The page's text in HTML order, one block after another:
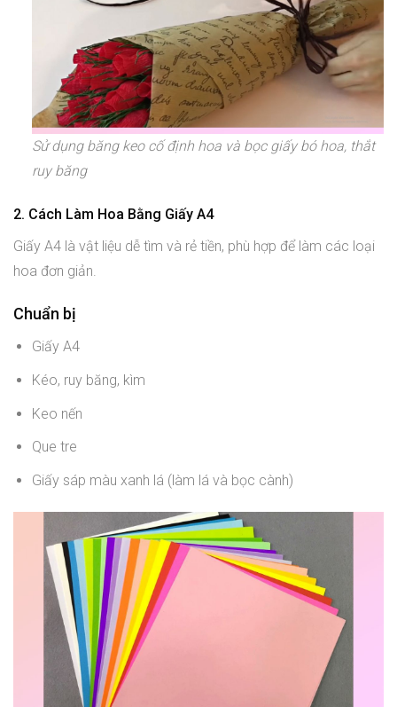
Sử dụng băng keo cố định hoa và bọc giấy bó hoa, thắt
ruy băng
2. Cách Làm Hoa Bằng Giấy A4
Giấy A4 là vật liệu dễ tìm và rẻ tiền, phù hợp để làm các loại
hoa đơn giản.
Chuẩn bị
Giấy A4
Kéo, ruy băng, kìm
Keo nến
Que tre
Giấy sáp màu xanh lá (làm lá và bọc cành)